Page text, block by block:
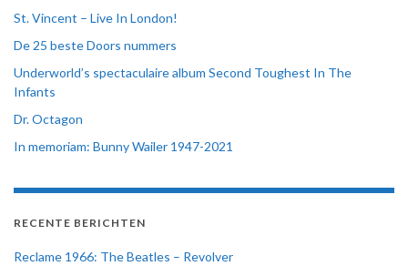
St. Vincent – Live In London!
De 25 beste Doors nummers
Underworld’s spectaculaire album Second Toughest In The
Infants
Dr. Octagon
In memoriam: Bunny Wailer 1947-2021
RECENTE BERICHTEN
Reclame 1966: The Beatles – Revolver